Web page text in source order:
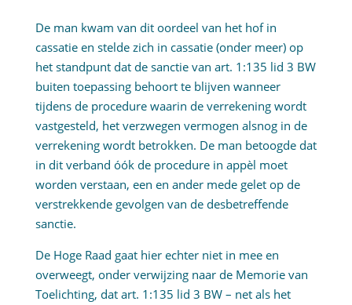
De man kwam van dit oordeel van het hof in
cassatie en stelde zich in cassatie (onder meer) op
het standpunt dat de sanctie van art. 1:135 lid 3 BW
buiten toepassing behoort te blijven wanneer
tijdens de procedure waarin de verrekening wordt
vastgesteld, het verzwegen vermogen alsnog in de
verrekening wordt betrokken. De man betoogde dat
in dit verband óók de procedure in appèl moet
worden verstaan, een en ander mede gelet op de
verstrekkende gevolgen van de desbetreffende
sanctie.
De Hoge Raad gaat hier echter niet in mee en
overweegt, onder verwijzing naar de Memorie van
Toelichting, dat art. 1:135 lid 3 BW – net als het